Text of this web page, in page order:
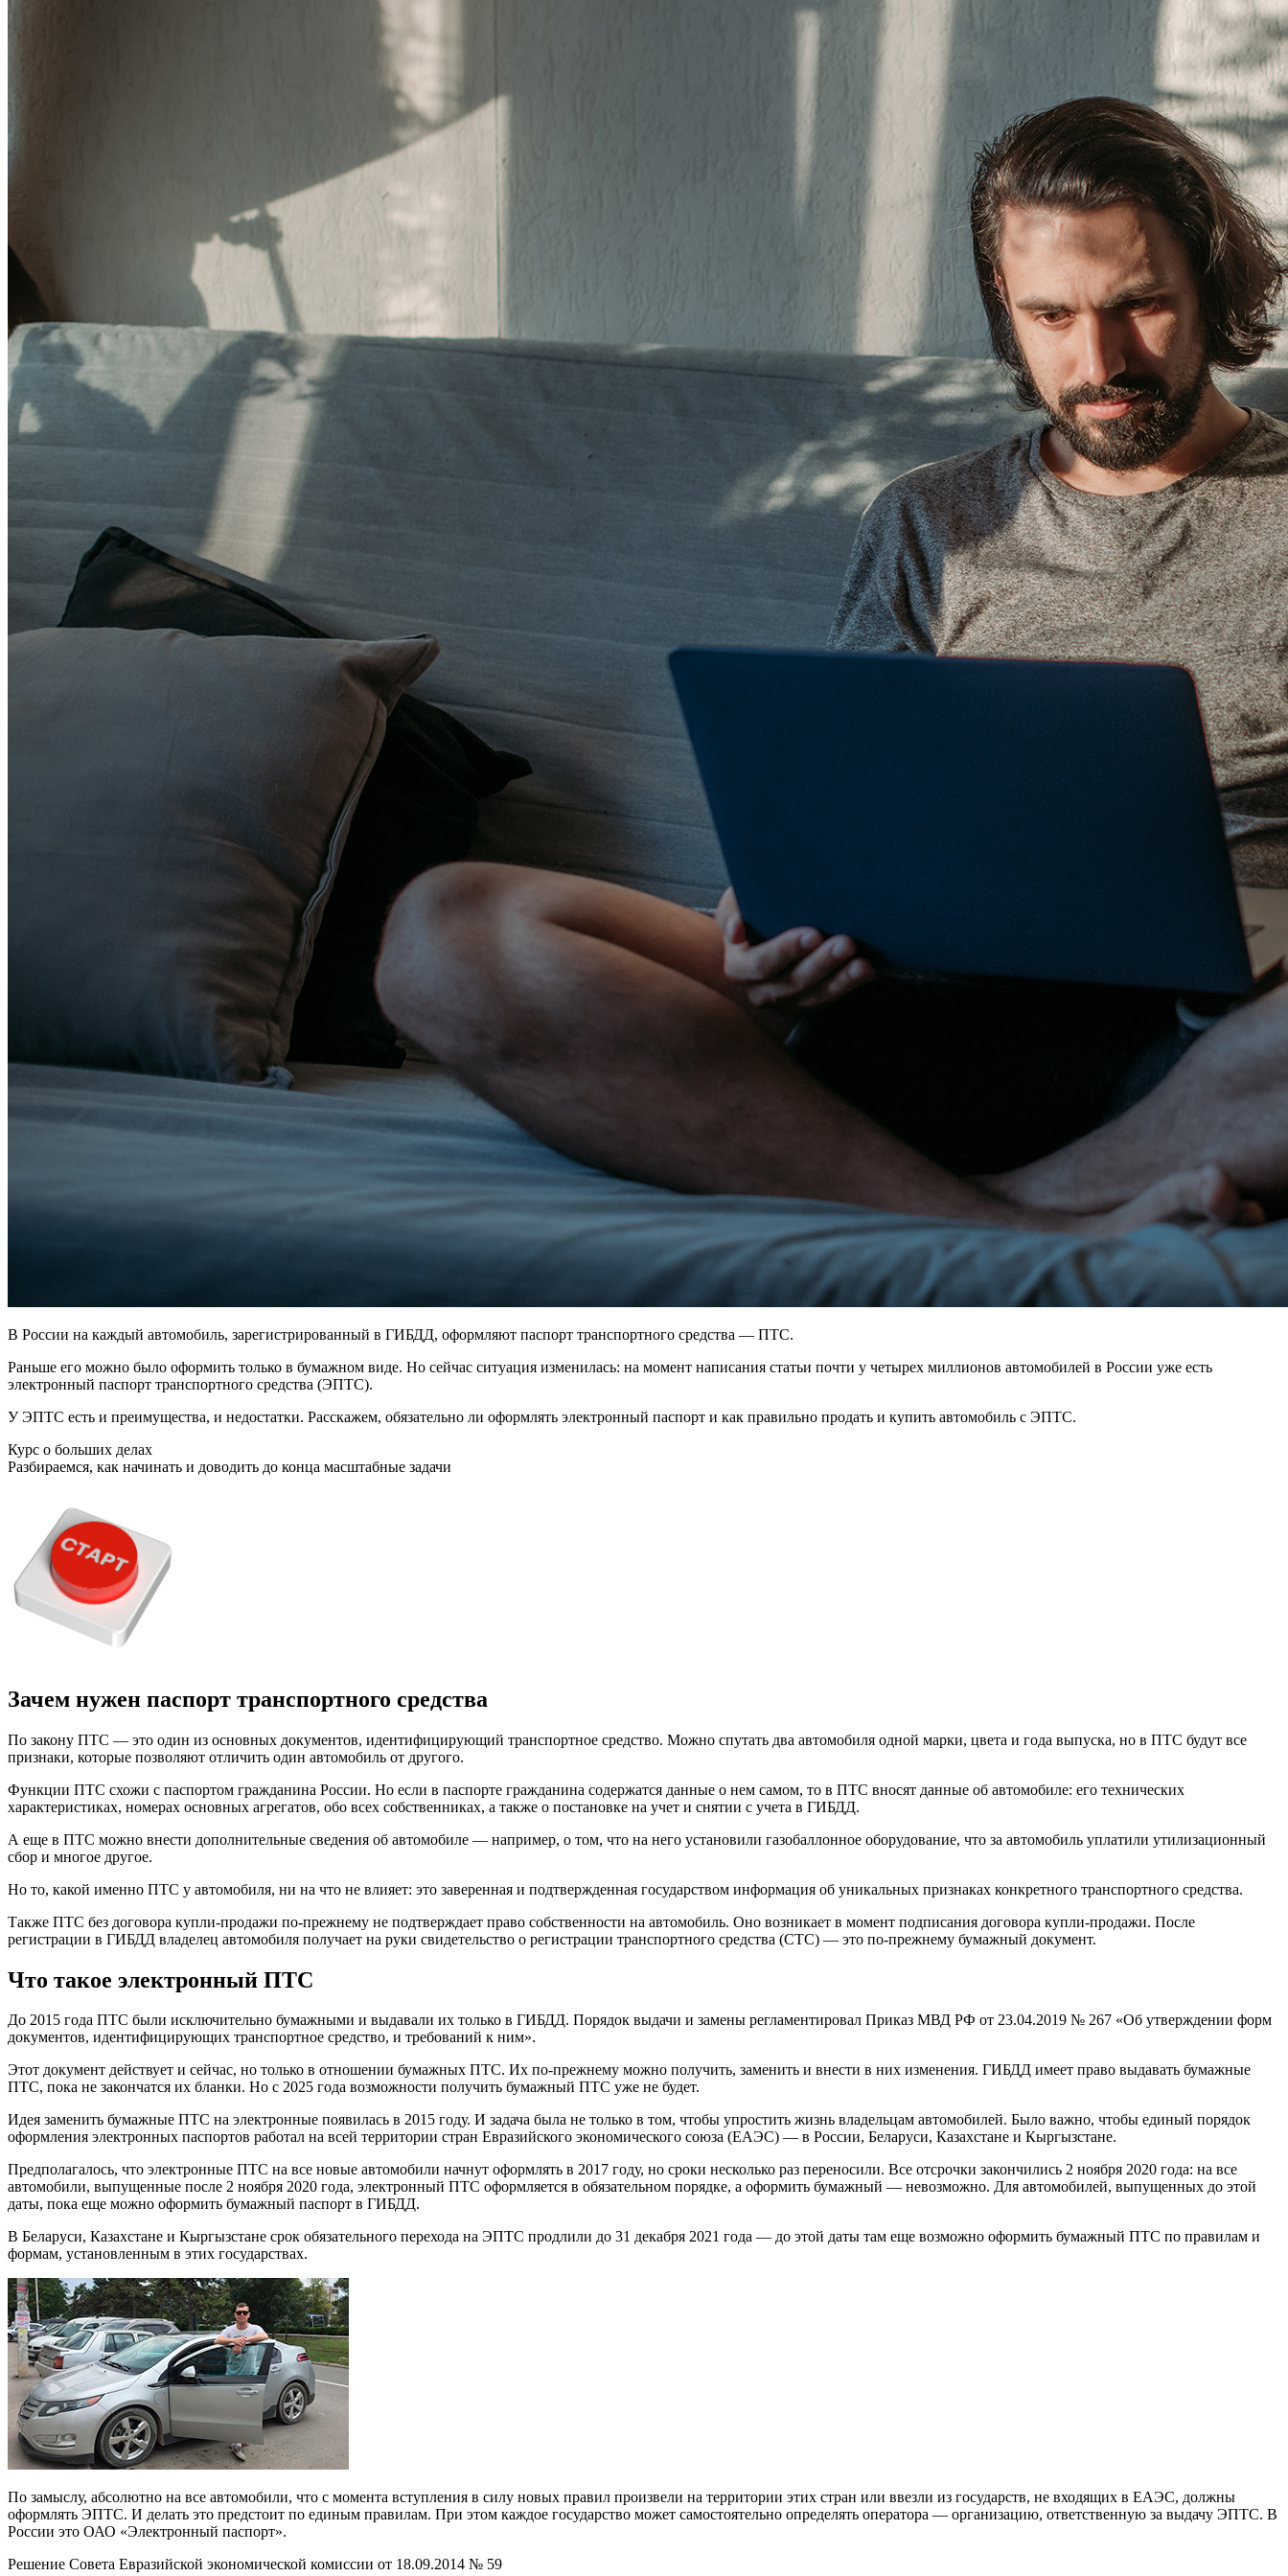
В России на каждый автомобиль, зарегистрированный в ГИБДД, оформляют паспорт транспортного средства — ПТС.
Раньше его можно было оформить только в бумажном виде. Но сейчас ситуация изменилась: на момент написания статьи почти у четырех миллионов автомобилей в России уже есть
электронный паспорт транспортного средства (ЭПТС).
У ЭПТС есть и преимущества, и недостатки. Расскажем, обязательно ли оформлять электронный паспорт и как правильно продать и купить автомобиль с ЭПТС.
Курс о больших делах
Разбираемся, как начинать и доводить до конца масштабные задачи
Зачем нужен паспорт транспортного средства
По закону ПТС — это один из основных документов, идентифицирующий транспортное средство. Можно спутать два автомобиля одной марки, цвета и года выпуска, но в ПТС будут все
признаки, которые позволяют отличить один автомобиль от другого.
Функции ПТС схожи с паспортом гражданина России. Но если в паспорте гражданина содержатся данные о нем самом, то в ПТС вносят данные об автомобиле: его технических
характеристиках, номерах основных агрегатов, обо всех собственниках, а также о постановке на учет и снятии с учета в ГИБДД.
А еще в ПТС можно внести дополнительные сведения об автомобиле — например, о том, что на него установили газобаллонное оборудование, что за автомобиль уплатили утилизационный
сбор и многое другое.
Но то, какой именно ПТС у автомобиля, ни на что не влияет: это заверенная и подтвержденная государством информация об уникальных признаках конкретного транспортного средства.
Также ПТС без договора купли-продажи по-прежнему не подтверждает право собственности на автомобиль. Оно возникает в момент подписания договора купли-продажи. После
регистрации в ГИБДД владелец автомобиля получает на руки свидетельство о регистрации транспортного средства (СТС) — это по-прежнему бумажный документ.
Что такое электронный ПТС
До 2015 года ПТС были исключительно бумажными и выдавали их только в ГИБДД. Порядок выдачи и замены регламентировал Приказ МВД РФ от 23.04.2019 № 267 «Об утверждении форм
документов, идентифицирующих транспортное средство, и требований к ним».
Этот документ действует и сейчас, но только в отношении бумажных ПТС. Их по-прежнему можно получить, заменить и внести в них изменения. ГИБДД имеет право выдавать бумажные
ПТС, пока не закончатся их бланки. Но с 2025 года возможности получить бумажный ПТС уже не будет.
Идея заменить бумажные ПТС на электронные появилась в 2015 году. И задача была не только в том, чтобы упростить жизнь владельцам автомобилей. Было важно, чтобы единый порядок
оформления электронных паспортов работал на всей территории стран Евразийского экономического союза (ЕАЭС) — в России, Беларуси, Казахстане и Кыргызстане.
Предполагалось, что электронные ПТС на все новые автомобили начнут оформлять в 2017 году, но сроки несколько раз переносили. Все отсрочки закончились 2 ноября 2020 года: на все
автомобили, выпущенные после 2 ноября 2020 года, электронный ПТС оформляется в обязательном порядке, а оформить бумажный — невозможно. Для автомобилей, выпущенных до этой
даты, пока еще можно оформить бумажный паспорт в ГИБДД.
В Беларуси, Казахстане и Кыргызстане срок обязательного перехода на ЭПТС продлили до 31 декабря 2021 года — до этой даты там еще возможно оформить бумажный ПТС по правилам и
формам, установленным в этих государствах.
По замыслу, абсолютно на все автомобили, что с момента вступления в силу новых правил произвели на территории этих стран или ввезли из государств, не входящих в ЕАЭС, должны
оформлять ЭПТС. И делать это предстоит по единым правилам. При этом каждое государство может самостоятельно определять оператора — организацию, ответственную за выдачу ЭПТС. В
России это ОАО «Электронный паспорт».
Решение Совета Евразийской экономической комиссии от 18.09.2014 № 59